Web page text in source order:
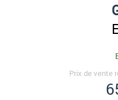
Prix de vente